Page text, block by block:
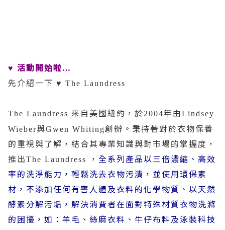
♥ 活動開始啦…
先介紹一下 ♥ The Laundress
The Laundress 來自美國紐約，於2004年由Lindsey
Wieber與Gwen Whiting創辦。秉持著對於衣物保養
的重視與了解，結合其專業知識與對市場的掌握度，
推出The Laundress ， 全系列產品以三倍濃縮、高效
率的洗淨能力，輕鬆洗去衣物污漬，並使用環保素
材，不添加任何有害人體及衣料的化學物質、以天然
酵素分解污垢，解決消費者在面對特殊材質衣物洗滌
的困擾，如：羊毛、絲麻衣料、牛仔布料及泳裝科技